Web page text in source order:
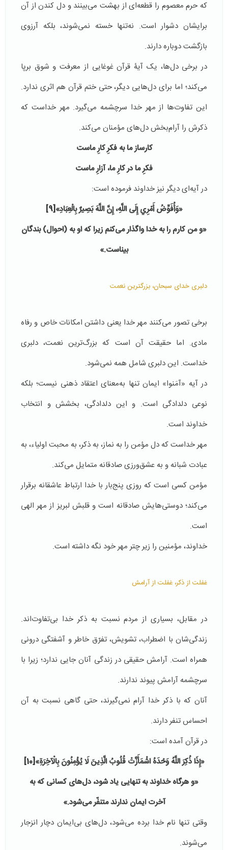
که حرم معصوم را قطعه‌ای از بهشت می‌بینند و دل کندن از آن
برایشان دشوار است. نه‌تنها خسته نمی‌شوند، بلکه آرزوی
بازگشت دوباره دارند.
در برخی دل‌ها، یک آیۀ قرآن غوغایی از معرفت و شوق برپا
می‌کند؛ اما برای دل‌هایی دیگر، حتی ختم قرآن هم اثری ندارد.
این تفاوت‌ها از مهر خدا سرچشمه می‌گیرد. مهر خداست که
ذکرش را آرام‌بخش دل‌های مؤمنان می‌کند.
کارساز ما به فکرِ کارِ ماست
فکرِ ما در کارِ ما، آزارِ ماست
در آیه‌ای دیگر نیز خداوند فرموده است:
«وَأُفَوِّضُ أَمْرِي إِلَى اللَّهِ، إِنَّ اللَّهَ بَصِيرٌ بِالْعِبَادِ»
[9]
«و من كارم را به خدا واگذار مى‌كنم زيرا كه او به (احوال) بندگان
بيناست.
»
دلبری خدای سبحان، بزرگترین نعمت
برخی تصور می‌کنند مهر خدا یعنی داشتن امکانات خاص و رفاه
مادی. اما حقیقت آن است که بزرگ‌ترین نعمت، دلبری
خداست. این دلبری شامل همه نمی‌شود.
در آیه‌ «آمَنوا» ایمان تنها به‌معنای اعتقاد ذهنی نیست؛ بلکه
نوعی دلدادگی است. و این دلدادگی، بخشش و انتخاب
خداوند است.
مهر خداست که دل مؤمن را به نماز، به ذکر، به محبت اولیاء، به
عبادت شبانه و به عشق‌ورزی صادقانه متمایل می‌کند.
مؤمن کسی است که روزی پنج‌بار با خدا ارتباط عاشقانه برقرار
می‌کند؛ دوستی‌هایش صادقانه است و قلبش لبریز از مهر الهی
است.
خداوند، مؤمنین را زیر چتر مهر خود نگه داشته است.
غفلت از ذکر، غفلت از آرامش
در مقابل، بسیاری از مردم نسبت به ذکر خدا بی‌تفاوت‌اند.
زندگی‌شان با اضطراب، تشویش، تفرّق خاطر و آشفتگی درونی
همراه است. آرامش حقیقی در زندگی آنان جایی ندارد؛ زیرا با
سرچشمه آرامش پیوند ندارند.
آنان که با ذکر خدا آرام نمی‌گیرند، حتی گاهی نسبت به آن
احساس تنفر دارند.
در قرآن آمده است:
«إِذَا ذُكِرَ اللَّهُ وَحْدَهُ اشْمَأَزَّتْ قُلُوبُ الَّذِينَ لَا يُؤْمِنُونَ بِالْآخِرَةِ»
[10]
«و هرگاه خداوند به تنهايى ياد شود، دل‌هاى كسانى كه به
آخرت ايمان ندارند متنفّر مى‌شود.»
وقتی تنها نام خدا برده می‌شود، دل‌های بی‌ایمان دچار انزجار
می‌شوند.